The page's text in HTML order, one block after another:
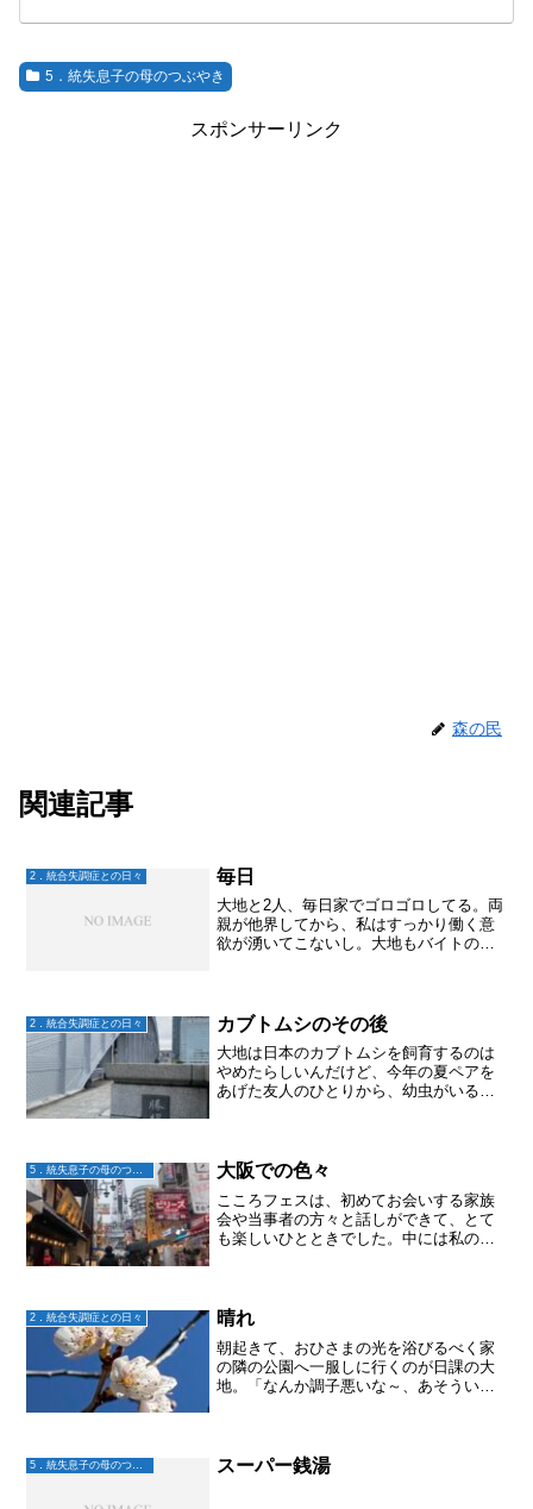
5．統失息子の母のつぶやき
スポンサーリンク
森の民
関連記事
2．統合失調症との日々 毎日
大地と2人、毎日家でゴロゴロしてる。両
親が他界してから、私はすっかり働く意
欲が湧いてこないし。大地もバイトのト
作ったりしてる。2人で...
2．統合失調症との日々 カブトムシのその後
大地は日本のカブトムシを飼育するのは
やめたらしいんだけど、今年の夏ペアを
あげた友人のひとりから、幼虫がいる！
どどうやるの？と。大地に...
5．統失息子の母のつぶやき 大阪での色々
こころフェスは、初めてお会いする家族
会や当事者の方々と話しができて、とて
も楽しいひとときでした。中には私のブ
りん地区に色々な意味で関...
2．統合失調症との日々 晴れ
朝起きて、おひさまの光を浴びるべく家
の隣の公園へ一服しに行くのが日課の大
地。「なんか調子悪いな～、あそういえ
かずに、「調子いいんでしょ...
スーパー銭湯